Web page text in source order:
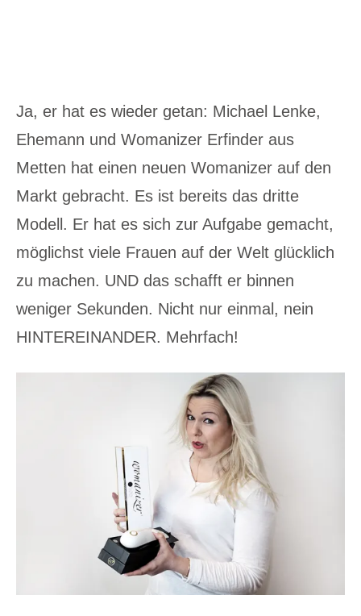
Ja, er hat es wieder getan: Michael Lenke,
Ehemann und Womanizer Erfinder aus
Metten hat einen neuen Womanizer auf den
Markt gebracht. Es ist bereits das dritte
Modell. Er hat es sich zur Aufgabe gemacht,
möglichst viele Frauen auf der Welt glücklich
zu machen. UND das schafft er binnen
weniger Sekunden. Nicht nur einmal, nein
HINTEREINANDER. Mehrfach!